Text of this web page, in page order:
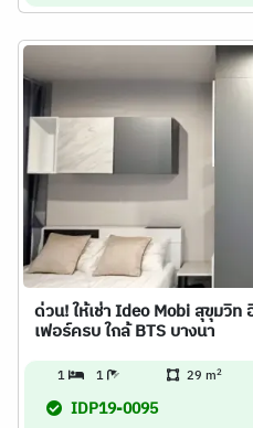
ด่วน! ให้เช่า Ideo Mobi สุขุมวิ
เฟอร์ครบ ใกล้ BTS บางนา
1 1 29 m2
IDP19-0095